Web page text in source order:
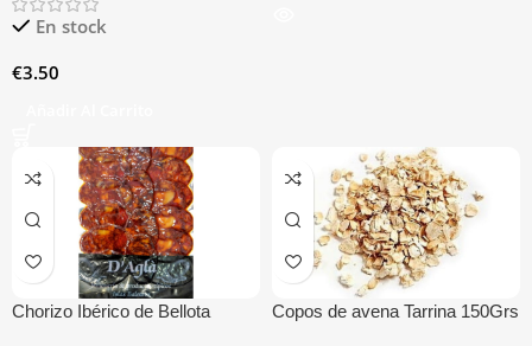
En stock
€3.50
Chorizo Ibérico de Bellota
Copos de avena Tarrina 150Grs